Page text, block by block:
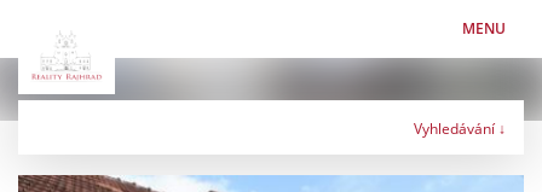
MENU
Vyhledávání ↓
Typ nabídky